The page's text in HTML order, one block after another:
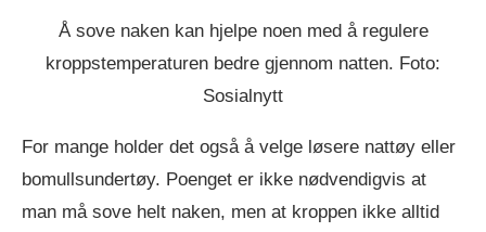
Å sove naken kan hjelpe noen med å regulere
kroppstemperaturen bedre gjennom natten. Foto:
Sosialnytt
For mange holder det også å velge løsere nattøy eller
bomullsundertøy. Poenget er ikke nødvendigvis at
man må sove helt naken, men at kroppen ikke alltid